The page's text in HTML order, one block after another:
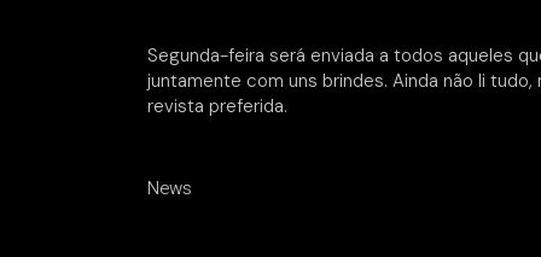
Segunda-feira será enviada a todos aqueles
juntamente com uns brindes. Ainda não li
revista preferida.
News